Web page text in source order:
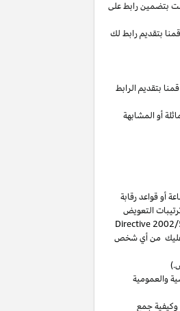
بتضمينرابطعلى
بتقديم رابط لك
بتقديم الرابط
أو المشابهة
أو قواعد رقابة
التعويض
Directive
عليك من أي شخص
والعمومية
جمع